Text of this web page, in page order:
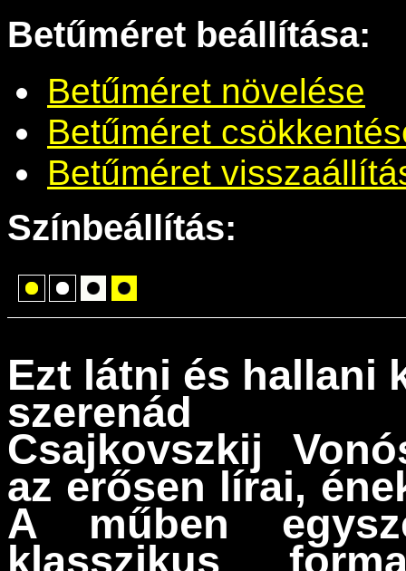
Betűméret beállítása:
Betűméret növelése
Betűméret
Betűméret
Színbeállítás:
Ezt látni és hallani
szerenád
Csajkovszkij
az erősen lírai,
A műben
klasszikus